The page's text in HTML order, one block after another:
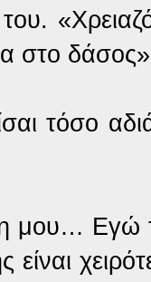
στο δάσος»
τόσο
μου… Εγώ